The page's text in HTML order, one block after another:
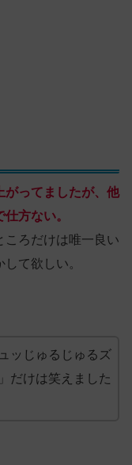
がってましたが、他
方ない。
ころだけは唯一良い
て欲しい。
ッじゅるじゅるズ
だけは笑えました